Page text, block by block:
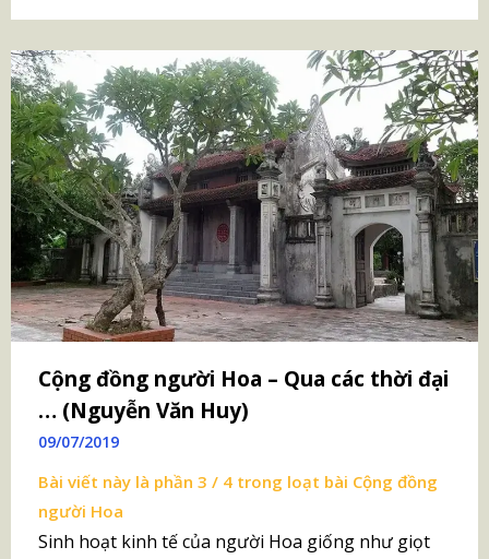
Cộng đồng người Hoa – Qua các thời đại
… (Nguyễn Văn Huy)
09/07/2019
Bài viết này là phần 3 / 4 trong loạt bài Cộng đồng
người Hoa
Sinh hoạt kinh tế của người Hoa giống như giọt